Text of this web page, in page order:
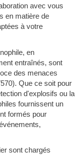
avec vous
en matière de
à votre
en
entraînés, sont
des menaces
Que ce soit pour
d'explosifs ou la
fournissent un
formés pour
sont chargés